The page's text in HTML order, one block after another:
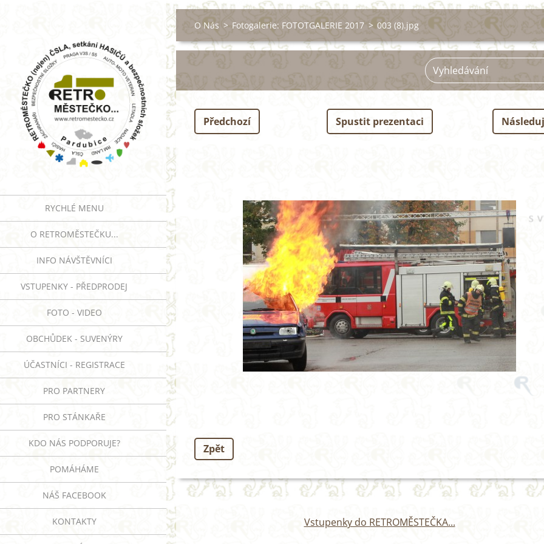
RYCHLÉ MENU
O RETROMĚSTEČKU...
INFO NÁVŠTĚVNÍCI
VSTUPENKY - PŘEDPRODEJ
FOTO - VIDEO
OBCHŮDEK - SUVENÝRY
ÚČASTNÍCI - REGISTRACE
PRO PARTNERY
PRO STÁNKAŘE
KDO NÁS PODPORUJE?
POMÁHÁME
NÁŠ FACEBOOK
KONTAKTY
O Nás > Fotogalerie: FOTOTGALERIE 2017 > 003 (8).jpg
Předchozí Spustit prezentaci
Zpět
Vstupenky do RETROMĚSTEČKA...